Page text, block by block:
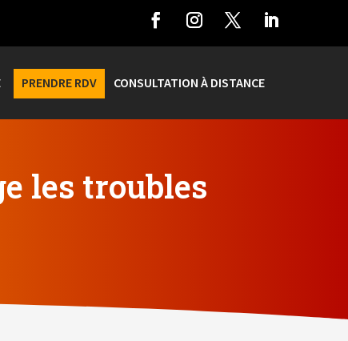
PRENDRE RDV CONSULTATION À DISTANCE
les troubles